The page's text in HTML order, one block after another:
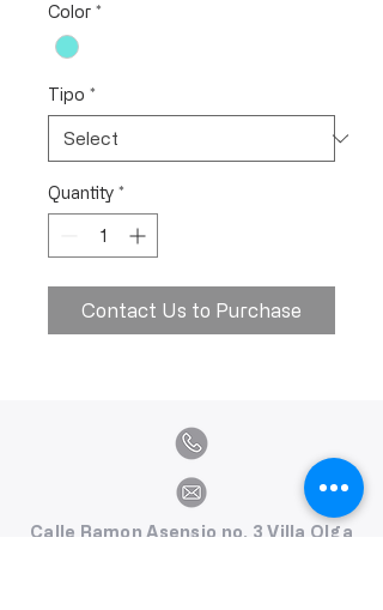
Color *
Tipo *
Quantity *
Contact Us to Purchase
Calle Ramon Asensio no. 3 Villa Olga